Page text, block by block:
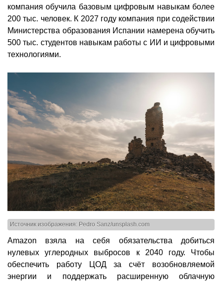
компания обучила базовым цифровым навыкам более
200 тыс. человек. К 2027 году компания при содействии
Министерства образования Испании намерена обучить
500 тыс. студентов навыкам работы с ИИ и цифровыми
технологиями.
Источник изображения: Pedro Sanz/unsplash.com
Amazon взяла на себя обязательства добиться
нулевых углеродных выбросов к 2040 году. Чтобы
обеспечить работу ЦОД за счёт возобновляемой
энергии и поддержать расширенную облачную